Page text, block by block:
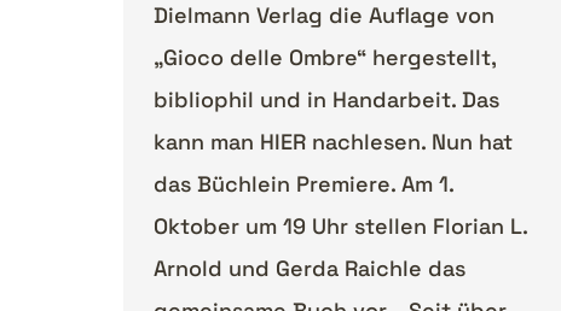
Dielmann Verlag die Auflage von
„Gioco delle Ombre“ hergestellt,
bibliophil und in Handarbeit. Das
kann man HIER nachlesen. Nun hat
das Büchlein Premiere. Am 1.
Oktober um 19 Uhr stellen Florian L.
Arnold und Gerda Raichle das